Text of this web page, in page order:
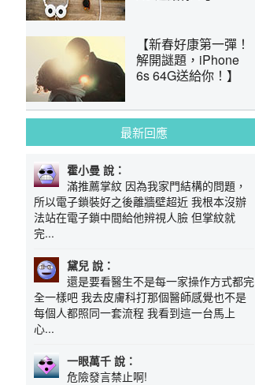
【新春好康第一彈！
解開謎題，iPhone
6s 64G送給你！】
最新回應
霍小曼 說：
滿推薦掌紋 因為我家門結構的問題，
所以電子鎖裝好之後離牆壁超近 我根本沒辦
法站在電子鎖中間給他辨視人臉 但掌紋就
完...
黛兒 說：
還是要看醫生不是每一家操作方式都完
全一樣吧 我去皮膚科打那個醫師感覺也不是
每個人都照同一套流程 我看到這一台馬上
心...
一眼萬千 說：
危險發言禁止啊!